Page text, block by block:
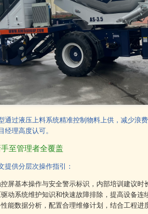
通过液压上料系统精准控制物料上供，减少浪
经理高度认可。
至管理者全覆盖
提供分层次操作指引：
屏基本操作与安全警示标识，内部培训建议时
动系统维护知识和快速故障排除，提高设备连
能数据分析，配置合理维修计划，结合工程进